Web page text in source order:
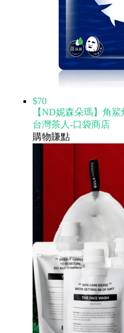
$70
【ND妮森朵瑪】角
台灣茶人-口袋商店
購物賺點